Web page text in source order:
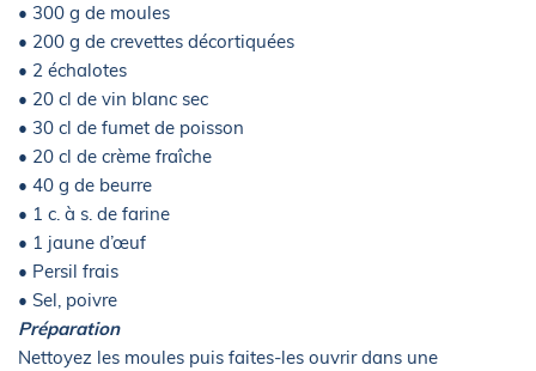
• 300 g de moules
• 200 g de crevettes décortiquées
• 2 échalotes
• 20 cl de vin blanc sec
• 30 cl de fumet de poisson
• 20 cl de crème fraîche
• 40 g de beurre
• 1 c. à s. de farine
• 1 jaune d’œuf
• Persil frais
• Sel, poivre
Préparation
Nettoyez les moules puis faites-les ouvrir dans une